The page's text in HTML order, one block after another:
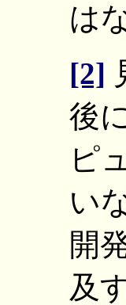
は
[2]
後
ピ
い
開
及